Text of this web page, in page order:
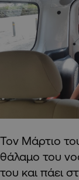
Τον Μάρτιο
θάλαμο του
του και πάει